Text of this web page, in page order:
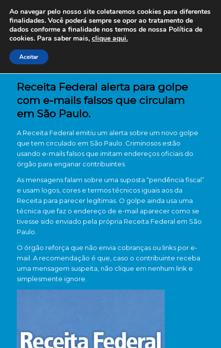
Receita Federal alerta para golpe
com e-mails falsos que circulam
em São Paulo.
A Receita Federal emitiu um alerta sobre um novo golpe
que tem circulado em São Paulo. Criminosos estão
usando e-mails falsos que imitam endereços oficiais do
órgão para enganar contribuintes.
As mensagens falam sobre uma suposta “pendência fiscal”
e usam logos, cores e termos técnicos iguais aos da
Receita para parecer legítimas. O golpe ainda usa uma
técnica que faz o endereço de e-mail aparecer como se
tivesse sido enviado pela própria Receita Federal em São
Paulo.
O órgão reforça que não envia cobranças ou links por e-
mail. A recomendação é que, caso o contribuinte receba
uma mensagem suspeita, não clique em nenhum link e
simplesmente ignore.
Ao navegar pelo nosso site coletaremos cookies para diferentes
finalidades. Você poderá sempre se opor ao tratamento de
dados conforme a finalidade nos termos de nossa Política de
cookies. Para saber mais, clique aqui.
Aceitar